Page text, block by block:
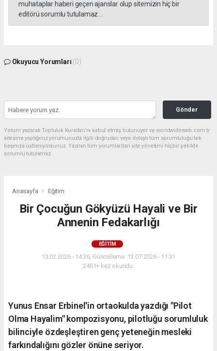
muhataplar haberi geçen ajanslar olup sitemizin hiç bir
editörü sorumlu tutulamaz...
Okuyucu Yorumları (0)
Gönder
Yorum yazarak Topluluk Kuralları’nı kabul etmiş bulunuyor ve worldwideweb.com.tr
sitesine yaptığınız yorumunuzla ilgili doğrudan veya dolaylı tüm sorumluluğu tek
başınıza üstleniyorsunuz. Yazılan tüm yorumlardan site yönetimi hiçbir şekilde
sorumlu tutulamaz.
Anasayfa Eğitim
Bir Çocuğun Gökyüzü Hayali ve Bir
Annenin Fedakarlığı
EĞITIM
13.02.2026 - 14:26, Güncelleme: 13.07.2026 - 11:31
2461+ kez okundu.
Yunus Ensar Erbinel'in ortaokulda yazdığı "Pilot
Olma Hayalim" kompozisyonu, pilotluğu sorumluluk
bilinciyle özdeşleştiren genç yeteneğin mesleki
farkındalığını gözler önüne seriyor.